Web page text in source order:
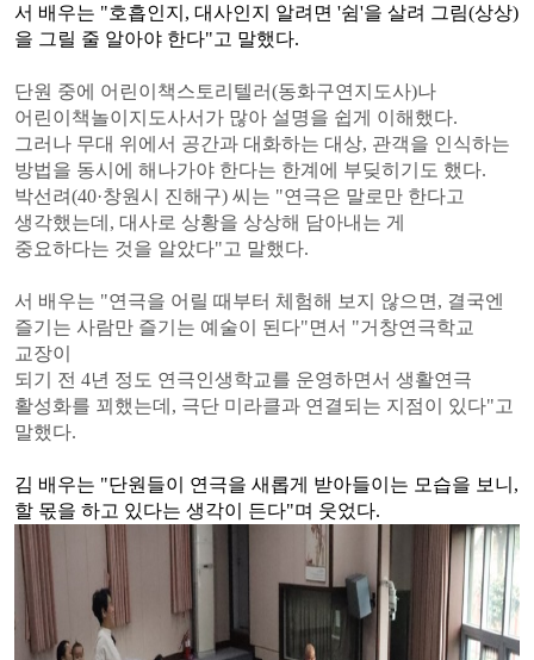
서 배우는 "호흡인지 , 대사인지 알려면 '쉼'을 살려 그림(상상)
을 그릴 줄 알아야 한다"고 말했다.
단원 중에 어린이책스토리텔러(동화구연지도사)나
어린이책놀이지도사서가 많아 설명을 쉽게 이해했다.
그러나 무대 위에서 공간과 대화하는 대상, 관객을 인식하는
방법을 동시에 해나가야 한다는 한계에 부딪히기도 했다.
박선려(40·창원시 진해구) 씨는 "연극은 말로만 한다고
생각했는데 , 대사로 상황을 상상해 담아내는 게
중요하다는 것을 알았다"고 말했다.
서 배우는 "연극을 어릴 때부터 체험해 보지 않으면 , 결국엔
즐기는 사람만 즐기는 예술이 된다"면서 "거창연극학교
교장이
되기 전 4년 정도 연극인생학교를 운영하면서 생활연극
활성화를 꾀했는데 , 극단 미라클과 연결되는 지점이 있다"고
말했다.
김 배우는 "단원들이 연극을 새롭게 받아들이는 모습을 보니 ,
할 몫을 하고 있다는 생각이 든다"며 웃었다.